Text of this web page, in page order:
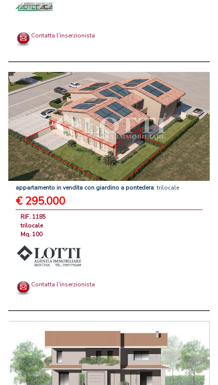
Contatta l'inserzionista
appartamento invendita con giardino a pontedera: trilocale
€ 295.000
RIF. 1185
trilocale
Mq. 100
Contatta l'inserzionista